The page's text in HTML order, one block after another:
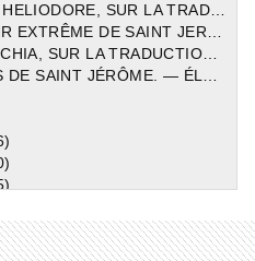
A CHROMATIUS ET A HELIODORE, SUR LA TRADUCTION DU LIVRE DE TOBIE.
A FLORENTIUS. DÉSIR EXTRÊME DE SAINT JERÔME D'ALLER A JÉRUSALEM.
A PAULA ET A EUSTOCHIA, SUR LA TRADUCTION DU LIVRE DE JUDITH.
A RUFIN. INFIRMITÉS DE SAINT JÉRÔME. — ÉLOGE DE BONOSUS. — DESCRIPTION DE SA SOLITUDE.